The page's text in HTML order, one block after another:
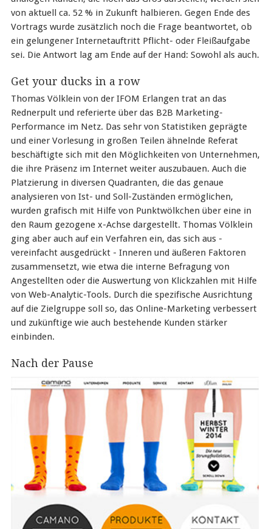
von aktuell ca. 52 % in Zukunft halbieren. Gegen Ende des
Vortrags wurde zusätzlich noch die Frage beantwortet, ob
ein gelungener Internetauftritt Pflicht- oder Fleißaufgabe
sei. Die Antwort lag am Ende auf der Hand: Sowohl als auch.
Get your ducks in a row
Thomas Völklein von der IFOM Erlangen trat an das
Rednerpult und referierte über das B2B Marketing-
Performance im Netz. Das sehr von Statistiken geprägte
und einer Vorlesung in großen Teilen ähnelnde Referat
beschäftigte sich mit den Möglichkeiten von Unternehmen,
die ihre Präsenz im Internet weiter auszubauen. Auch die
Platzierung in diversen Quadranten, die das genaue
analysieren von Ist- und Soll-Zuständen ermöglichen,
wurden grafisch mit Hilfe von Punktwölkchen über eine in
den Raum gezogene x-Achse dargestellt. Thomas Völklein
ging aber auch auf ein Verfahren ein, das sich aus -
vereinfacht ausgedrückt - Inneren und äußeren Faktoren
zusammensetzt, wie etwa die interne Befragung von
Angestellten oder die Auswertung von Klickzahlen mit Hilfe
von Web-Analytic-Tools. Durch die spezifische Ausrichtung
auf die Zielgruppe soll so, das Online-Marketing verbessert
und zukünftige wie auch bestehende Kunden stärker
einbinden.
Nach der Pause